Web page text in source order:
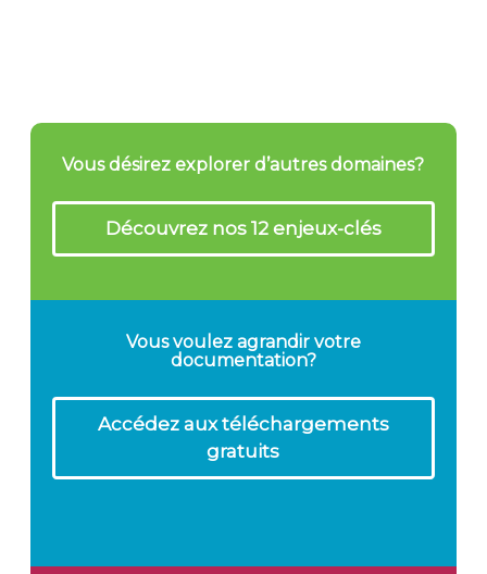
Vous désirez explorer d’autres domaines?
Découvrez nos 12 enjeux-clés
Vous voulez agrandir votre
documentation?
Accédez aux téléchargements
gratuits